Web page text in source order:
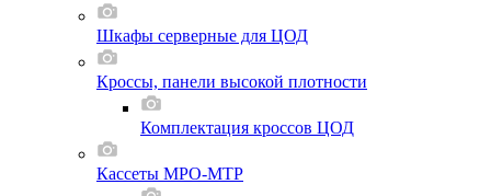
Шкафы серверные для ЦОД
Кроссы, панели высокой плотности
Комплектация кроссов ЦОД
Кассеты MPO-MTP